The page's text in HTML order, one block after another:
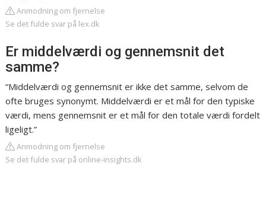
Anmodning om fjernelse
Se det fulde svar på lex.dk
Er middelværdi og gennemsnit det
samme?
“Middelværdi og gennemsnit er ikke det samme, selvom de
ofte bruges synonymt. Middelværdi er et mål for den typiske
værdi, mens gennemsnit er et mål for den totale værdi fordelt
ligeligt.”
Anmodning om fjernelse
Se det fulde svar på online-insights.dk